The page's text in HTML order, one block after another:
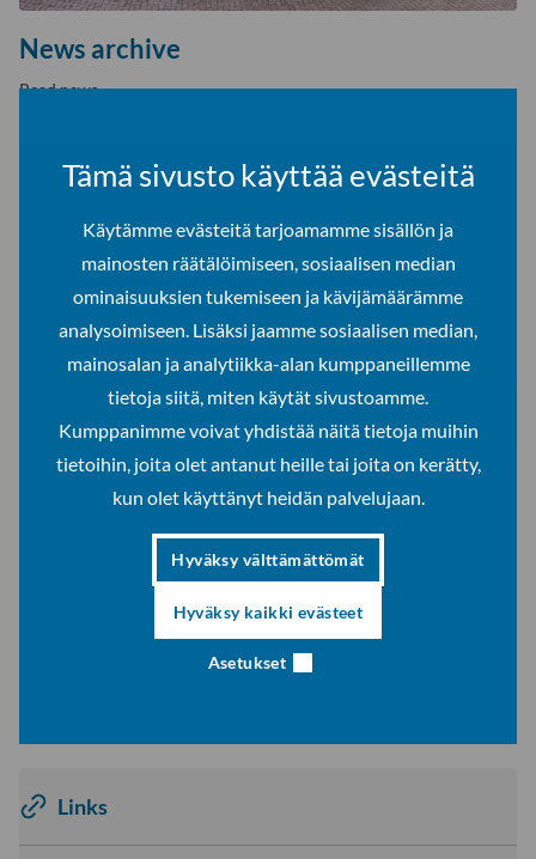
Tämä sivusto käyttää evästeitä
Käytämme evästeitä tarjoamamme sisällön ja
mainosten räätälöimiseen, sosiaalisen median
ominaisuuksien tukemiseen ja kävijämäärämme
analysoimiseen. Lisäksi jaamme sosiaalisen median,
mainosalan ja analytiikka-alan kumppaneillemme
tietoja siitä, miten käytät sivustoamme.
Kumppanimme voivat yhdistää näitä tietoja muihin
tietoihin, joita olet antanut heille tai joita on kerätty,
kun olet käyttänyt heidän palvelujaan.
Hyväksy välttämättömät
Hyväksy kaikki evästeet
Asetukset
News archive
Read news.
Links